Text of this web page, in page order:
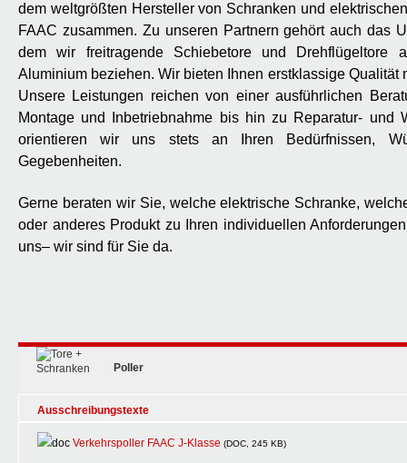
dem weltgrößten Hersteller von Schranken und
FAAC zusammen. Zu unseren Partnern gehört auch das
dem wir freitragende Schiebetore und Drehflügeltore
Aluminium beziehen. Wir bieten Ihnen erstklassige Qualität
Unsere Leistungen reichen von einer ausführlichen
Montage und Inbetriebnahme bis hin zu Reparatur- und
orientieren wir uns stets an Ihren Bedürfnissen,
Gegebenheiten.
Gerne beraten wir Sie, welche elektrische Schranke,
oder anderes Produkt zu Ihren individuellen
uns– wir sind für Sie da.
Poller
Ausschreibungstexte
Verkehrspoller FAAC J-Klasse (DOC, 245 KB)